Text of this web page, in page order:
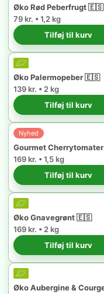
Øko Rød Peberfrugt 🇪🇸
79 kr. • 1,2 kg
Tilføj til kurv
Øko Palermopeber 🇪🇸
139 kr. • 2 kg
Tilføj til kurv
Nyhed
Gourmet
169 kr. • 1,5 kg
Tilføj til kurv
Øko Gnavegrønt 🇪🇸
169 kr. • 2 kg
Tilføj til kurv